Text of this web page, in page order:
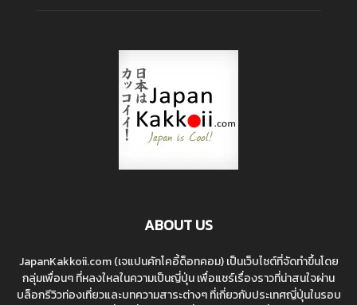
ABOUT US
JapanKakkoii.com (เจแปนคักโคอี้ด็อทคอม) เป็นเว็บไซต์ที่จัดทำขึ้นโดย
กลุ่มเพื่อนๆ ที่หลงใหลในความเป็นญี่ปุ่น เพื่อแชร์เรื่องราวที่น่าสนใจผ่าน
บล็อกรีวิวท่องเที่ยวและบทความสาระต่างๆ ที่เกี่ยวกับประเทศญี่ปุ่นในรอบ